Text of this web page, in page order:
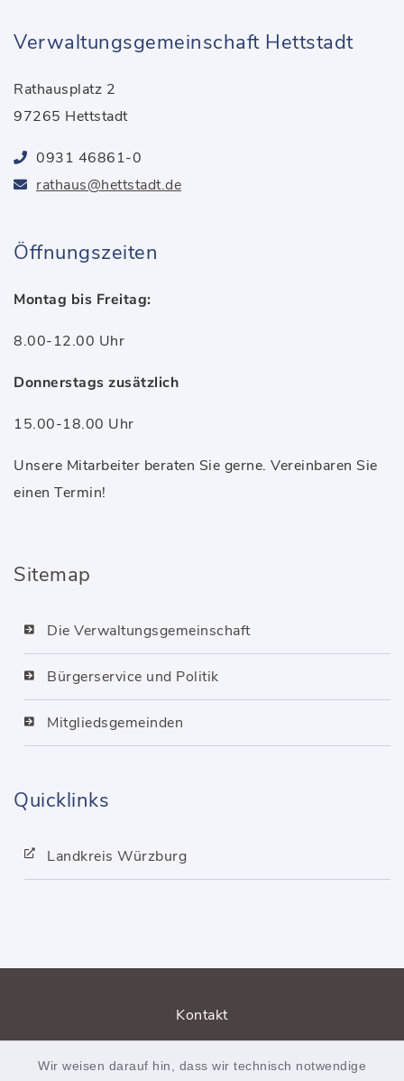
Wir weisen darauf hin, dass wir technisch notwendige
Verwaltungsgemeinschaft Hettstadt
Rathausplatz 2
97265 Hettstadt
0931 46861-0
rathaus@hettstadt.de
Öffnungszeiten
Montag bis Freitag:
8.00-12.00 Uhr
Donnerstags zusätzlich
15.00-18.00 Uhr
Unsere Mitarbeiter beraten Sie gerne. Vereinbaren Sie
einen Termin!
Sitemap
Die Verwaltungsgemeinschaft
Bürgerservice und Politik
Mitgliedsgemeinden
Quicklinks
Landkreis Würzburg
Kontakt